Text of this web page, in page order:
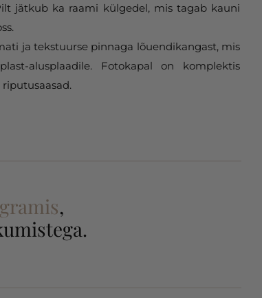
jätkub ka raami külgedel, mis tagab kauni
ja tekstuurse pinnaga lõuendikangast, mis
alusplaadile. Fotokapal on komplektis
,